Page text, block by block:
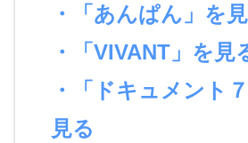
・「あんぱん」を
・「VIVANT」を見
・「ドキュメント
見る